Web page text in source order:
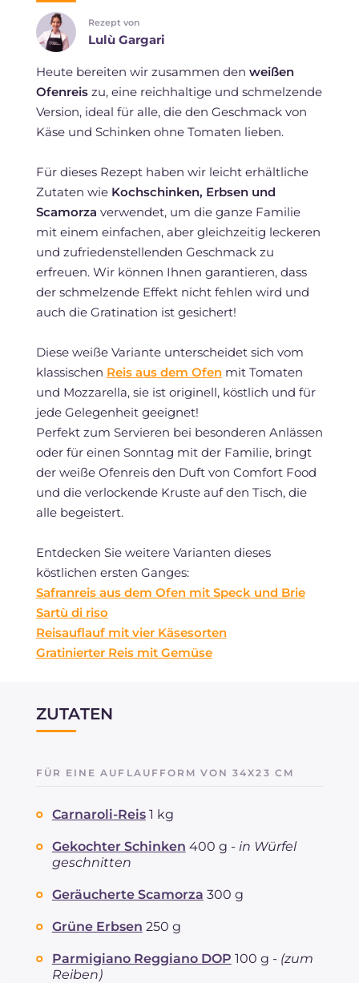
Rezept von
Lulù Gargari
Heute bereiten wir zusammen den weißen
Ofenreiszu, eine reichhaltige und schmelzende
Version, ideal für alle, die den Geschmack von
Käse und Schinken ohne Tomaten lieben.
Für dieses Rezept haben wir leicht erhältliche
Zutaten wie Kochschinken, Erbsen und
Scamorza verwendet, um die ganze Familie
mit einem einfachen, aber gleichzeitig leckeren
und zufriedenstellenden Geschmack zu
erfreuen. Wir können Ihnen garantieren, dass
der schmelzende Effekt nicht fehlen wird und
auch die Gratination ist gesichert!
Diese weiße Variante unterscheidet sich vom
klassischen Reis aus dem Ofenmit Tomaten
und Mozzarella, sie ist originell, köstlich und für
jede Gelegenheit geeignet!
Perfekt zum Servieren bei besonderen Anlässen
oder für einen Sonntag mit der Familie, bringt
der weiße Ofenreis den Duft von Comfort Food
und die verlockende Kruste auf den Tisch, die
alle begeistert.
Entdecken Sie weitere Varianten dieses
köstlichen ersten Ganges:
Safranreis aus dem Ofen mit Speck und Brie
Sartù di riso
Reisauflauf mit vier Käsesorten
Gratinierter Reis mit Gemüse
ZUTATEN
FÜR EINE AUFLAUFFORM VON 34X23 CM
Carnaroli-Reis 1 kg
Gekochter Schinken 400 g - in Würfel
geschnitten
Geräucherte Scamorza 300 g
Grüne Erbsen 250 g
Parmigiano Reggiano DOP 100 g - (zum
Reiben)